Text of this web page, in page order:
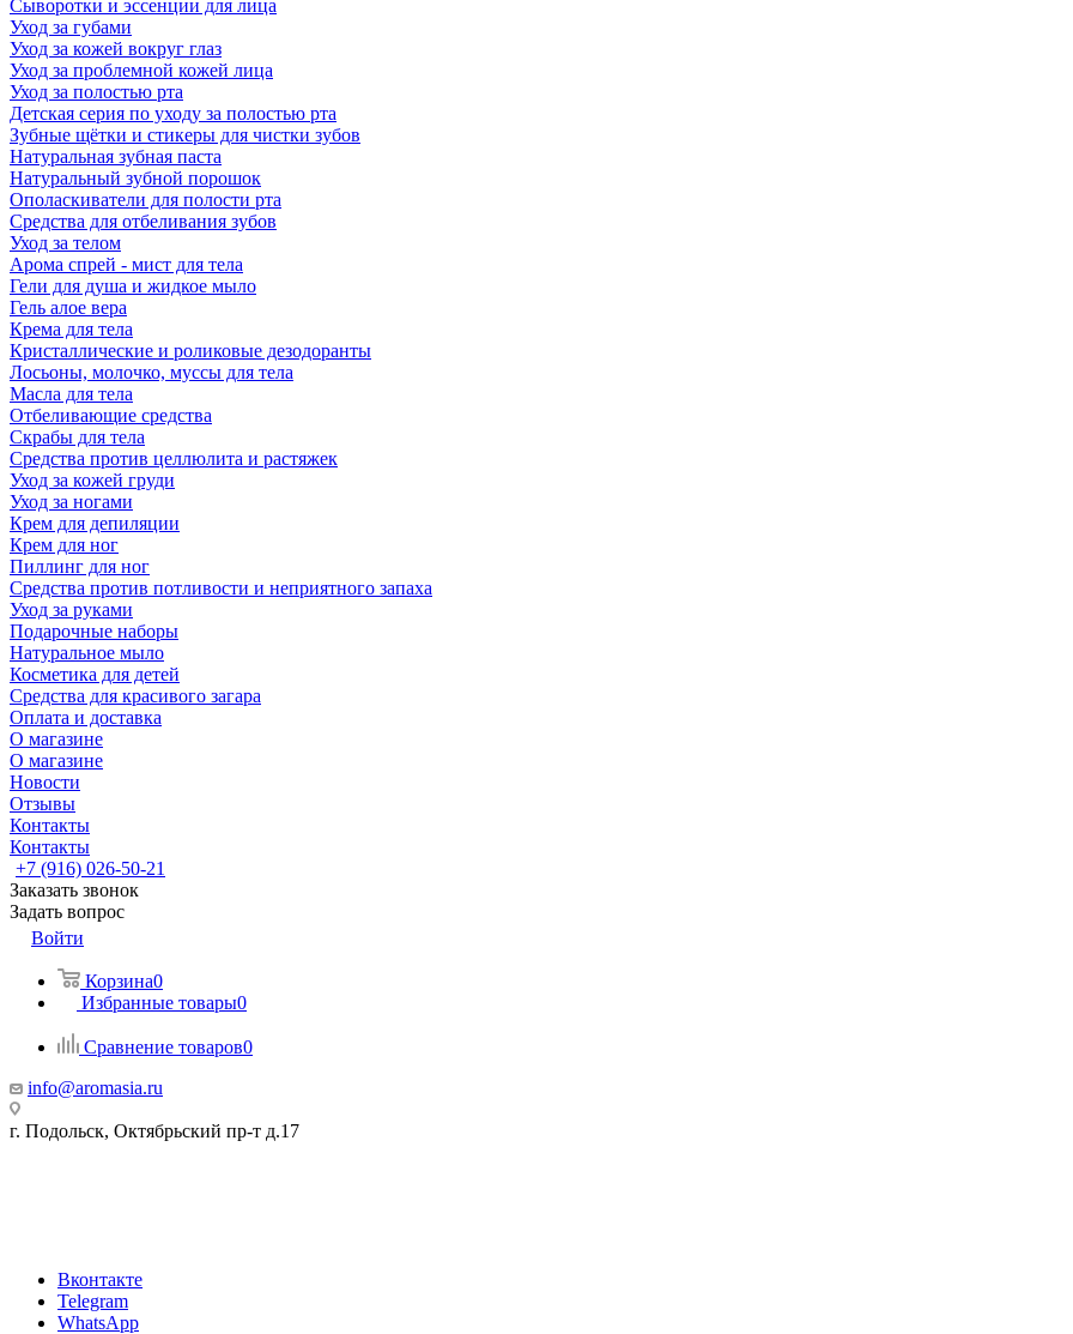
Сыворотки и эссенции для лица
Уход за губами
Уход за кожей вокруг глаз
Уход за проблемной кожей лица
Уход за полостью рта
Детская серия по уходу за полостью рта
Зубные щётки и стикеры для чистки зубов
Натуральная зубная паста
Натуральный зубной порошок
Ополаскиватели для полости рта
Средства для отбеливания зубов
Уход за телом
Арома спрей - мист для тела
Гели для душа и жидкое мыло
Гель алое вера
Крема для тела
Кристаллические и роликовые дезодоранты
Лосьоны, молочко, муссы для тела
Масла для тела
Отбеливающие средства
Скрабы для тела
Средства против целлюлита и растяжек
Уход за кожей груди
Уход за ногами
Крем для депиляции
Крем для ног
Пиллинг для ног
Средства против потливости и неприятного запаха
Уход за руками
Подарочные наборы
Натуральное мыло
Косметика для детей
Средства для красивого загара
Оплата и доставка
О магазине
О магазине
Новости
Отзывы
Контакты
Контакты
+7 (916) 026-50-21
Заказать звонок
Задать вопрос
Войти
Корзина0
Избранные товары0
Сравнение товаров0
info@aromasia.ru
г. Подольск, Октябрьский пр-т д.17
Вконтакте
Telegram
WhatsApp